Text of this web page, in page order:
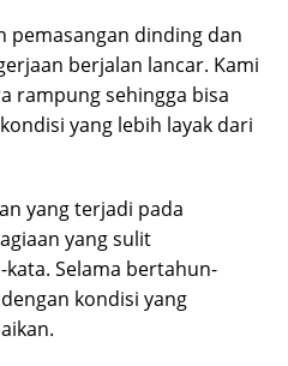
pemasangan dinding dan
berjalan lancar. Kami
rampung sehingga bisa
yang lebih layak dari
yang terjadi pada
yang sulit
Selama bertahun-
kondisi yang